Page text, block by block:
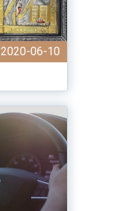
2020-06-10